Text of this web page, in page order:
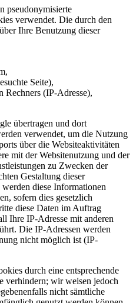
pseudonymisierte
verwendet. Die durch den
Ihre Benutzung dieser
Seite),
Rechners (IP-Adresse),
übertragen und dort
verwendet, um die Nutzung
über die Websiteaktivitäten
mit der Websitenutzung und der
zu Zwecken der
Gestaltung dieser
diese Informationen
sofern dies gesetzlich
diese Daten im Auftrag
Ihre IP-Adresse mit anderen
Die IP-Adressen werden
nicht möglich ist (IP-
durch eine entsprechende
verhindern; wir weisen jedoch
nicht sämtliche